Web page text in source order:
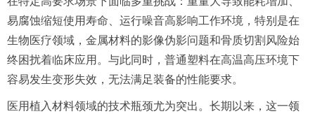
易腐蚀缩短使用寿命、运行噪音高影响工作环境，特别是在
生物医疗领域，金属材料的影像伪影问题和骨质切割风险始
终困扰着临床应用。与此同时，普通塑料在高温高压环境下
容易发生变形失效，无法满足装备的性能要求。
医用植入材料领域的技术瓶颈尤为突出。长期以来，这一领